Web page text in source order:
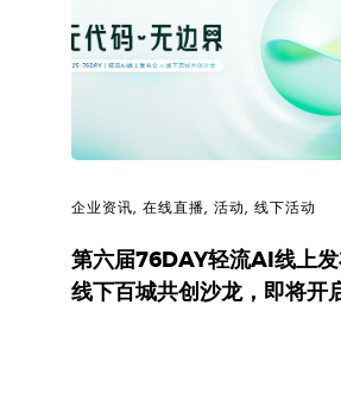
代
_
零
代
企业资讯, 在线直播, 活动, 线下活动
第六届76DAY轻流AI线上
线下百城共创沙龙，即将开